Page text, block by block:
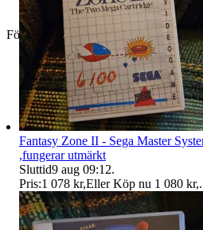
Företag
Fantasy Zone II - Sega Master
,fungerar utmärkt
Sluttid9 aug 09:12.
Pris:1 078 kr,Eller Köp nu 1 080 kr,.